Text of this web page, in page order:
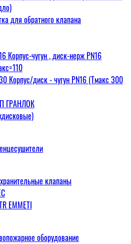
для обратного клапана
Корпус-чугун , диск-нерж PN16
Корпус/диск - чугун РN16 (Тмакс 300
ГРАНЛОК
клапаны
EMMETI
оборудование